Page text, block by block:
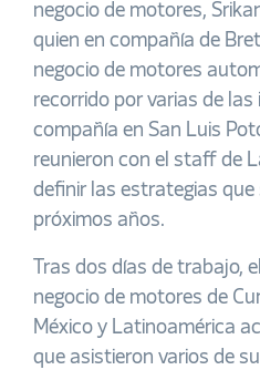
negocio de motores,
quien en compañía de
negocio de motores
recorrido por varias de
compañía en San Luis
reunieron con el staff de
definir las estrategias que
próximos años.
Tras dos días de trabajo,
negocio de motores de
México y Latinoamérica
que asistieron varios de